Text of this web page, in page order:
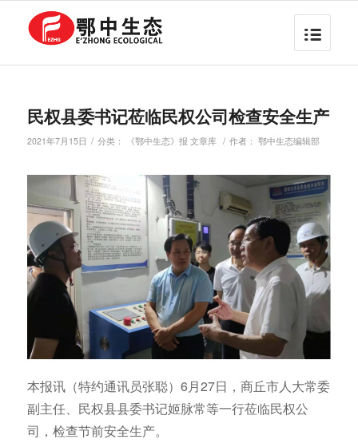
民权县委书记莅临民权公司检查安全生产
2021年7月15日 / 分类： 《鄂中生态》报 文章库 / 作者： 鄂中生态编辑部
本报讯（特约通讯员张聪）6月27日，商丘市人大常委
副主任、民权县县委书记姬脉常等一行莅临民权公
司，检查节前安全生产。